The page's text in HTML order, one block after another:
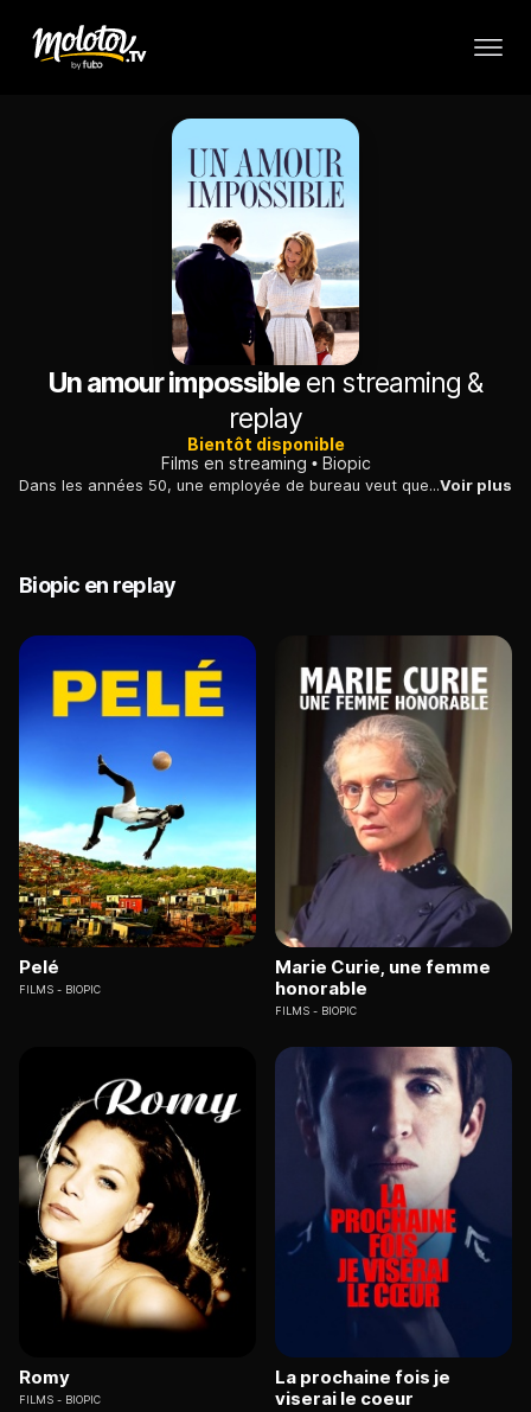
Un amour impossible en streaming &
replay
Bientôt disponible
Films en streaming
Biopic
Dans les années 50, une employée de bureau veut que son amant, un fils de bourgeois, reconnaisse l'enfant qu'ils ont eu lors de leur romance passionnelle.Voir plus
Biopic en replay
Pelé
FILMS BIOPIC
Marie Curie, une femme
honorable
FILMS BIOPIC
Romy
FILMS BIOPIC
La prochaine fois je
viserai le coeur